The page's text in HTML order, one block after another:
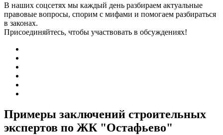
В наших соцсетях мы каждый день разбираем актуальные
правовые вопросы, спорим с мифами и помогаем разбираться
в законах.
Присоединяйтесь, чтобы участвовать в обсуждениях!
Примеры заключений строительных
экспертов по ЖК "Остафьево"